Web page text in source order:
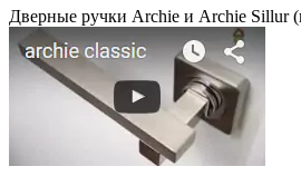
Дверные ручки Archie и Archie Sillur